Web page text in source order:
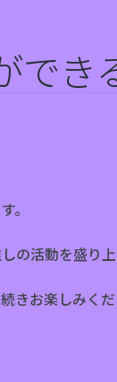
でき
。
の活動を盛り上
きお楽しみくだ